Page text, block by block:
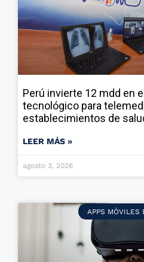
Perú invierte 12 mdd en
tecnológico para
establecimientos de
LEER MÁS »
agosto 3, 2026
APPS MÓVILES